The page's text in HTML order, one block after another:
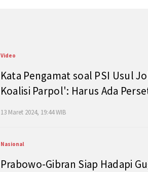
Video
Kata Pengamat soal PSI Usul
Koalisi Parpol': Harus Ada
13 Maret 2024, 19:44 WIB
Nasional
Prabowo-Gibran Siap Hadapi